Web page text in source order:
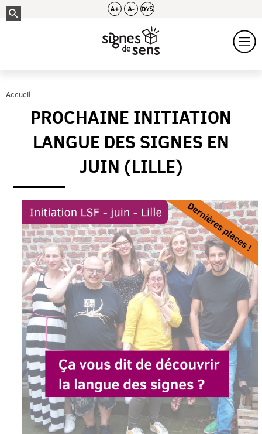
Accueil
PROCHAINE INITIATION
LANGUE DES SIGNES EN
JUIN (LILLE)